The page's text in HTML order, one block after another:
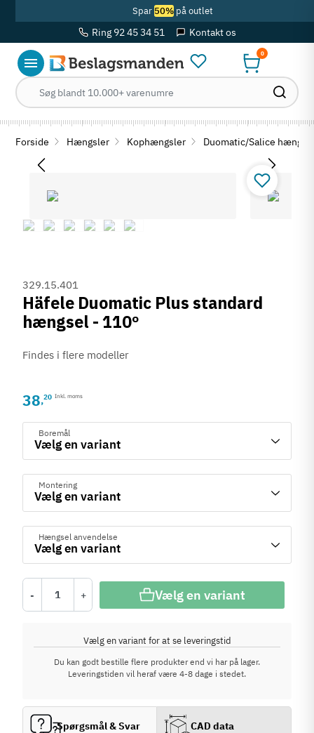
Spar 50%på outlet
Ring 92 45 34 51 Kontakt os
0
Forside Hængsler Kophængsler Duomatic/Salice
329.15.401
Häfele Duomatic Plus standard
hængsel - 110º
Findes i flere modeller
38,20 Inkl. moms
Boremål
Montering
Hængsel anvendelse
- + Vælg en variant
Vælg en variant for at se leveringstid
Du kan godt bestille flere produkter end vi har på lager.
Leveringstiden vil heraf være 4-8 dage i stedet.
Spørgsmål & Svar CAD data